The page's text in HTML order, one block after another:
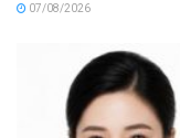
07/08/2026